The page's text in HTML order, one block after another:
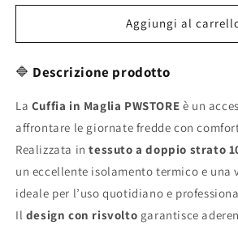
per
in
Maglia
doppio
strato
–
calda,
morbida
e
resistente
per
Cuffia
in
Maglia
a
doppio
strato
calda,
morbida
e
resistente
Aggiungi al
🔷 Descrizione prodotto
La Cuffia in Maglia PWSTORE è un
affrontare le giornate fredde con
Realizzata intessuto a doppio strato
un eccellente isolamento termico e
ideale per l’uso quotidiano e
Il design con risvolto garantisce